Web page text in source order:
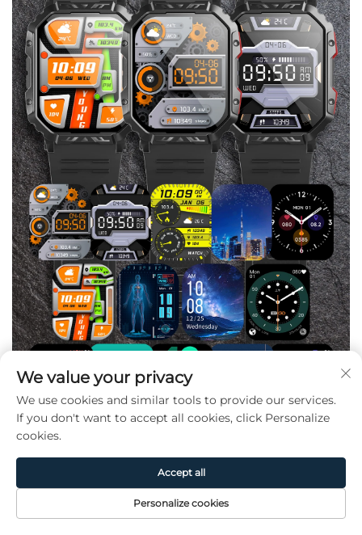
Page
Produit De CONTACT
We value your privacy
We use cookies and similar tools to provide our services.
If you don't want to accept all cookies, click Personalize
cookies.
Personalize cookies
Accept all